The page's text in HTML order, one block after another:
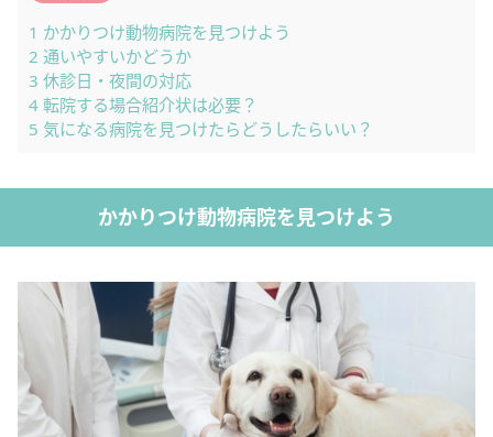
1 かかりつけ動物病院を見つけよう
2 通いやすいかどうか
3 休診日・夜間の対応
4 転院する場合紹介状は必要？
5 気になる病院を見つけたらどうしたらいい？
かかりつけ動物病院を見つけよう